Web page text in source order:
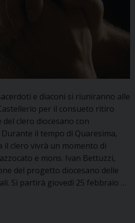
e diaconi si riuniranno alle
per il consueto ritiro
clero diocesano con
Durante il tempo di Quaresima,
clero vivrà un momento di
e mons. Ivan Bettuzzi,
del progetto diocesano delle
Si partirà giovedì 25 febbraio …